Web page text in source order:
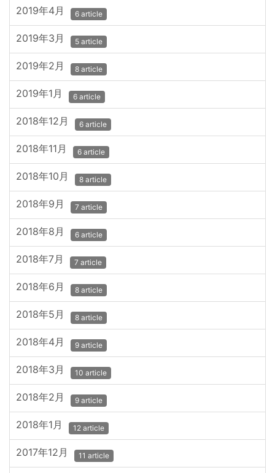
2019年4月 6 article
2019年3月 5 article
2019年2月 8 article
2019年1月 6 article
2018年12月 6 article
2018年11月 6 article
2018年10月 8 article
2018年9月 7 article
2018年8月 6 article
2018年7月 7 article
2018年6月 8 article
2018年5月 8 article
2018年4月 9 article
2018年3月 10 article
2018年2月 9 article
2018年1月 12 article
2017年12月 11 article